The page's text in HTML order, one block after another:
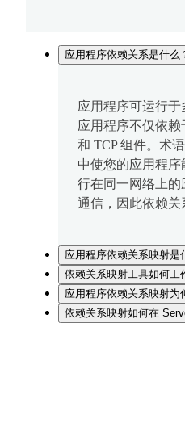
应用程序依赖关系是什么
应用程序可运行
应用程序不仅依
和 TCP 组件。术
中使您的应用程
行在同一网络上
通信，因此依赖关
应用程序依赖关系映射是
依赖关系映射工具如何工
应用程序依赖关系映射为
依赖关系映射如何在